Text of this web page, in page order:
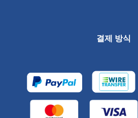
결제 방식